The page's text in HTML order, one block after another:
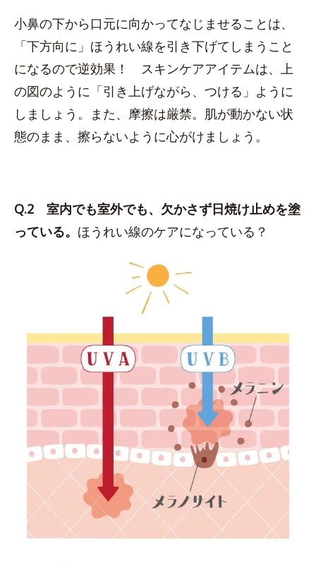
小鼻の下から口元に向かってなじませることは、
「下方向に」ほうれい線を引き下げてしまうこと
になるので逆効果！ スキンケアアイテムは、上
の図のように「引き上げながら、つける」ように
しましょう。また、摩擦は厳禁。肌が動かない状
態のまま、擦らないように心がけましょう。
Q.2 室内でも室外でも、欠かさず日焼け止めを塗
っている。 ほうれい線のケアになっている？